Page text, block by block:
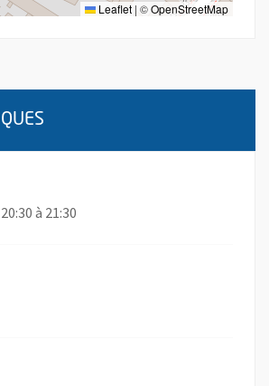
Leaflet | ©OpenStreetMap
à 21:30